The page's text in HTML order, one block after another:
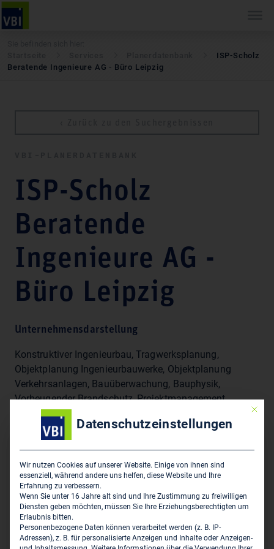
ISP-Scholz
Beratende Ingenieure AG - Büro Leipzig
ISP-Scholz
Beratende
Ingenieure AG -
Büro Leipzig
Unternehmensdarstellung
Konstruktiver Ingenieurbau, Tragwerksplanung,
Objektplanung Ingenieurbauwerke, Objektplanung
Verkehrsanlagen, Bauüberwachung, Bauphysik,
Vorbeugender Brandschutz, Projektmanagement,
Geotechnik
ISP-Scholz Beratende Ingenieure AG - Büro Leipzig
Thomasiusstraße 21
D-04109 Leipzig
0341 21 78 79 0
Mit
Datenschutzeinstellungen
Wir nutzen Cookies auf unserer Website. Einige von ihnen sind
essenziell, während andere uns helfen, diese Website und Ihre
Erfahrung zu verbessern.
Wenn Sie unter 16 Jahre alt sind und Ihre Zustimmung zu freiwilligen
Diensten geben möchten, müssen Sie Ihre Erziehungsberechtigten um
Erlaubnis bitten.
Personenbezogene Daten können verarbeitet werden (z. B. IP-
Adressen), z. B. für personalisierte Anzeigen und Inhalte oder Anzeigen-